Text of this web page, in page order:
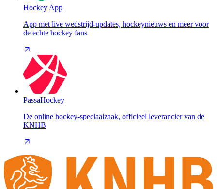
Hockey App
App met live wedstrijd-updates, hockeynieuws en meer voor
de echte hockey fans
PassaHockey
De online hockey-speciaalzaak, officieel leverancier van de
KNHB